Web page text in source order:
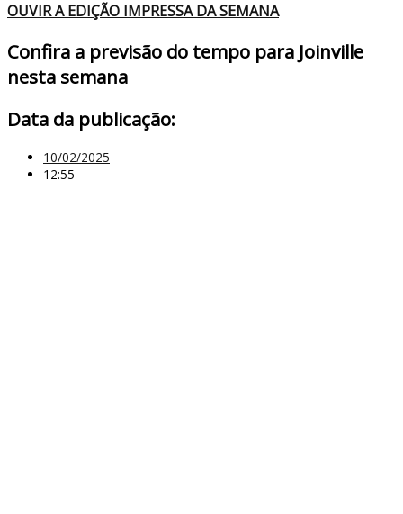
OUVIR A EDIÇÃO IMPRESSA DA SEMANA
Confira a previsão do tempo para Joinville
nesta semana
Data da publicação:
10/02/2025
12:55